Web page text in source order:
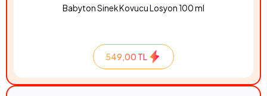
Babyton Sinek Kovucu Losyon 100 ml
549,00 TL